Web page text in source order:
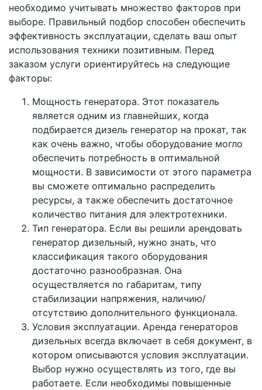
необходимо учитывать множество факторов при
выборе. Правильный подбор способен обеспечить
эффективность эксплуатации, сделать ваш опыт
использования техники позитивным. Перед
заказом услуги ориентируйтесь на следующие
факторы:
Мощность генератора. Этот показатель
является одним из главнейших, когда
подбирается дизель генератор на прокат, так
как очень важно, чтобы оборудование могло
обеспечить потребность в оптимальной
мощности. В зависимости от этого параметра
вы сможете оптимально распределить
ресурсы, а также обеспечить достаточное
количество питания для электротехники.
Тип генератора. Если вы решили арендовать
генератор дизельный, нужно знать, что
классификация такого оборудования
достаточно разнообразная. Она
осуществляется по габаритам, типу
стабилизации напряжения, наличию/
отсутствию дополнительного функционала.
Условия эксплуатации. Аренда генераторов
дизельных всегда включает в себя документ, в
котором описываются условия эксплуатации.
Выбор нужно осуществлять из того, где вы
работаете. Если необходимы повышенные